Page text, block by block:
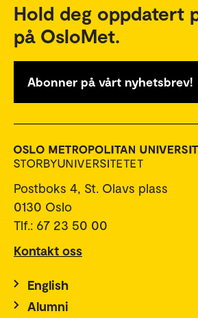
Hold deg oppdatert
på OsloMet.
Abonner på vårt nyhetsbrev!
Postboks 4, St. Olavs plass
0130 Oslo
Tlf.: 67 23 50 00
Kontakt oss
English
Alumni